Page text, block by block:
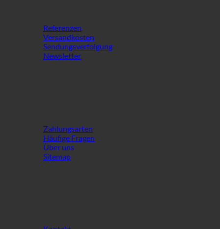
Referenzen
Versandkosten
Sendungsverfolgung
Newsletter
Zahlungsarten
Häufige Fragen
Über uns
Sitemap